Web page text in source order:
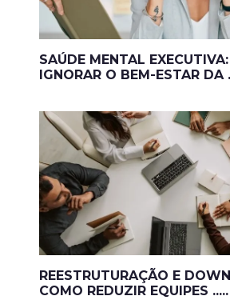
SAÚDE MENTAL
IGNORAR O BEM-ESTAR DA
REESTRUTURAÇÃO E
COMO REDUZIR EQUIPES .....